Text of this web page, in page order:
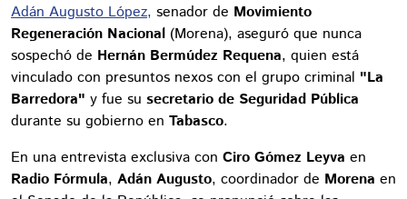
Adán Augusto López, senador de Movimiento
Regeneración Nacional (Morena), aseguró que nunca
sospechó de Hernán Bermúdez Requena, quien está
vinculado con presuntos nexos con el grupo criminal "La
Barredora" y fue su secretario de Seguridad Pública
durante su gobierno en Tabasco.
En una entrevista exclusiva con Ciro Gómez Leyva en
Radio Fórmula, Adán Augusto, coordinador de Morena en